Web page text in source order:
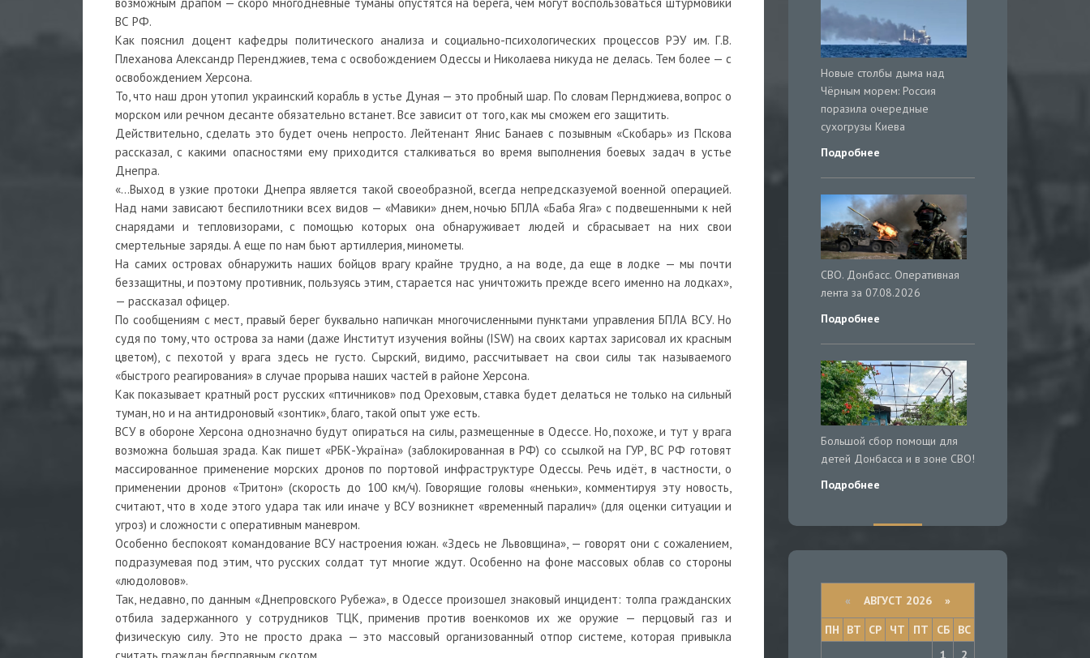
ВС РФ.
Как пояснил доцент кафедры политического анализа и социально-психологических процессов РЭУ им. Г.В.
Плеханова Александр Перенджиев, тема с освобождением Одессы и Николаева никуда не делась. Тем более — с
освобождением Херсона.
То, что наш дрон утопил украинский корабль в устье Дуная — это пробный шар. По словам Пернджиева, вопрос о
морском или речном десанте обязательно встанет. Все зависит от того, как мы сможем его защитить.
Действительно, сделать это будет очень непросто. Лейтенант Янис Банаев с позывным «Скобарь» из Пскова
рассказал, с какими опасностями ему приходится сталкиваться во время выполнения боевых задач в устье
Днепра.
«…Выход в узкие протоки Днепра является такой своеобразной, всегда непредсказуемой военной операцией.
Над нами зависают беспилотники всех видов — «Мавики» днем, ночью БПЛА «Баба Яга» с подвешенными к ней
снарядами и тепловизорами, с помощью которых она обнаруживает людей и сбрасывает на них свои
смертельные заряды. А еще по нам бьют артиллерия, минометы.
На самих островах обнаружить наших бойцов врагу крайне трудно, а на воде, да еще в лодке — мы почти
беззащитны, и поэтому противник, пользуясь этим, старается нас уничтожить прежде всего именно на лодках»,
— рассказал офицер.
По сообщениям с мест, правый берег буквально напичкан многочисленными пунктами управления БПЛА ВСУ. Но
судя по тому, что острова за нами (даже Институт изучения войны (ISW) на своих картах зарисовал их красным
цветом), с пехотой у врага здесь не густо. Сырский, видимо, рассчитывает на свои силы так называемого
«быстрого реагирования» в случае прорыва наших частей в районе Херсона.
Как показывает кратный рост русских «птичников» под Ореховым, ставка будет делаться не только на сильный
туман, но и на антидроновый «зонтик», благо, такой опыт уже есть.
ВСУ в обороне Херсона однозначно будут опираться на силы, размещенные в Одессе. Но, похоже, и тут у врага
возможна большая зрада. Как пишет «РБК-Україна» (заблокированная в РФ) со ссылкой на ГУР, ВС РФ готовят
массированное применение морских дронов по портовой инфраструктуре Одессы. Речь идёт, в частности, о
применении дронов «Тритон» (скорость до 100 км/ч). Говорящие головы «неньки», комментируя эту новость,
считают, что в ходе этого удара так или иначе у ВСУ возникнет «временный паралич» (для оценки ситуации и
угроз) и сложности с оперативным маневром.
Особенно беспокоят командование ВСУ настроения южан. «Здесь не Львовщина», — говорят они с сожалением,
подразумевая под этим, что русских солдат тут многие ждут. Особенно на фоне массовых облав со стороны
«людоловов».
Так, недавно, по данным «Днепровского Рубежа», в Одессе произошел знаковый инцидент: толпа гражданских
отбила задержанного у сотрудников ТЦК, применив против военкомов их же оружие — перцовый газ и
физическую силу. Это не просто драка — это массовый организованный отпор системе, которая привыкла
Новые столбы дыма над
Чёрным морем: Россия
поразила очередные
сухогрузы Киева
Подробнее
СВО. Донбасс. Оперативная
лента за 07.08.2026
Подробнее
Большой сбор помощи для
детей Донбасса и в зоне СВО!
Подробнее
« АВГУСТ 2026 »
ПН
ВТ СР ЧТ ПТ СБ
ВС
1
2